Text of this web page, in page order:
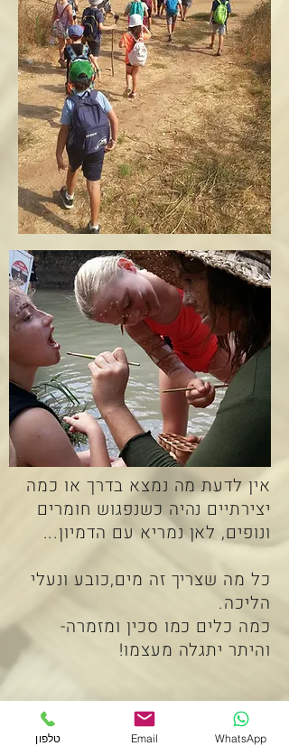
אין לדעת מה נמצא בדרך או כמה
יצירתיים נהיה כשנפגוש חומרים
ונופים, לאן נמריא עם הדמיון...
כל מה שצריך זה מים,כובע ונעלי
הליכה.
כמה כלים כמו סכין ומזמרה-
והיתר יתגלה מעצמו!
לפרטים והזמנות השאירו פרטים כאן
טלפון Email WhatsApp